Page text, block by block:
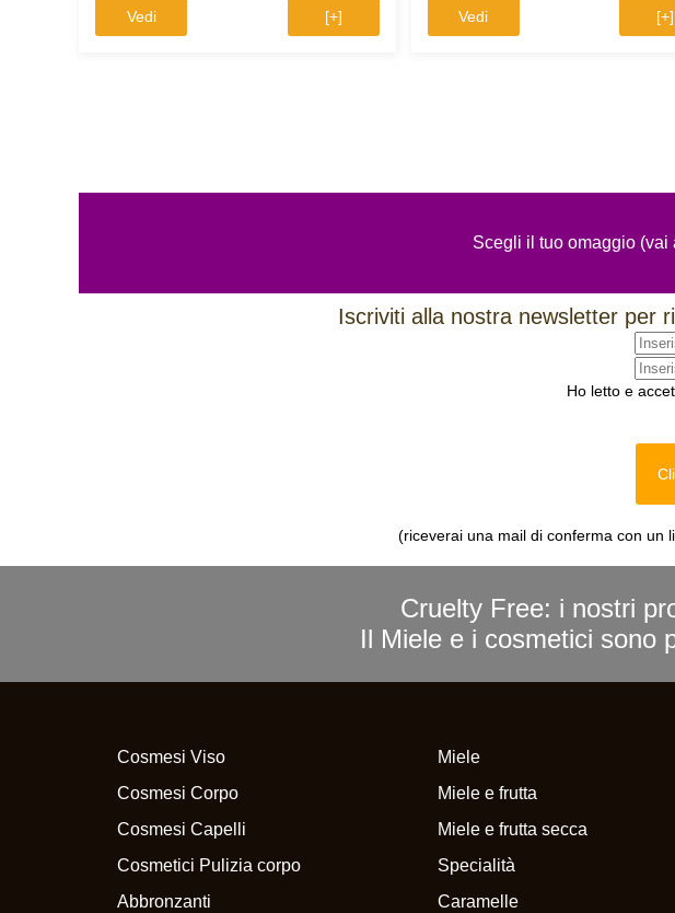
Vedi [+] Vedi [+]
Scegli il tuo omaggio
Iscriviti alla nostra newsletter per
Ho letto e
(riceverai una mail di conferma con un
Cruelty Free: i nostri
Il Miele e i cosmetici sono
Cosmesi Viso
Cosmesi Corpo
Cosmesi Capelli
Cosmetici Pulizia corpo
Abbronzanti
Miele
Miele e frutta
Miele e frutta secca
Specialità
Caramelle